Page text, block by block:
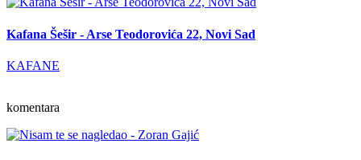
Kafana Šešir - Arse Teodorovića 22, Novi Sad
KAFANE
komentara